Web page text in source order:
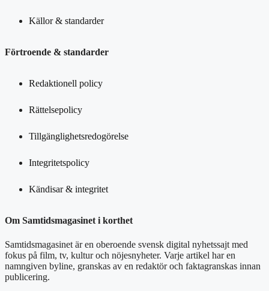
Källor & standarder
Förtroende & standarder
Redaktionell policy
Rättelsepolicy
Tillgänglighetsredogörelse
Integritetspolicy
Kändisar & integritet
Om Samtidsmagasinet i korthet
Samtidsmagasinet är en oberoende svensk digital nyhetssajt med
fokus på film, tv, kultur och nöjesnyheter. Varje artikel har en
namngiven byline, granskas av en redaktör och faktagranskas innan
publicering.